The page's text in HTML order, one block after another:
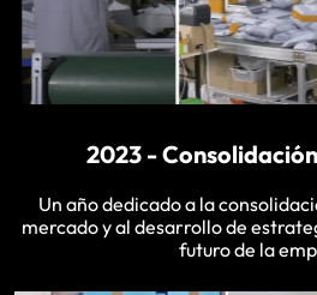
2023 -
Un año dedicado a la
mercado y al desarrollo de
futuro de la